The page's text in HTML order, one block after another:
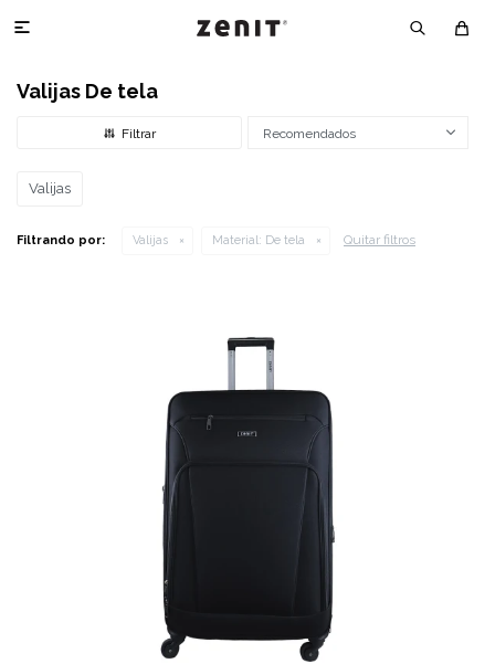

Valijas De tela
Recomendados
Valijas
Filtrando por: Valijas Material: De tela Quitar filtros